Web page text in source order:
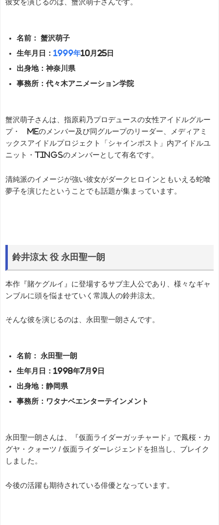
彼女を演じるのは、蟹沢萌子さんです。
名前： 蟹沢萌子
生年月日： 1999年10月25日
出身地：神奈川県
事務所：代々木アニメーション学院
蟹沢萌子さんは、指原莉乃プロデュースの女性アイドルグルー
プ・≠MEのメンバー及び同グループのリーダー、メディアミ
ックスアイドルプロジェクト「シャインポスト」内アイドルユ
ニット・TINGSのメンバーとして有名です。
清純派のイメージが強い彼女がダークヒロインともいえる蛇喰
夢子を演じたということでも話題が集まっています。
鈴井涼太 役 永田聖一朗
本作『賭ケグルイ』に登場するサブ主人公であり、様々なギャ
ンブルに頭を悩ませていく常識人の鈴井涼太。
そんな彼を演じるのは、永田聖一朗さんです。
名前： 永田聖一朗
生年月日：1998年7月9日
出身地：静岡県
事務所：ワタナベエンターテインメント
永田聖一朗さんは、『仮面ライダーガッチャード』で鳳桜・カ
グヤ・クォーツ / 仮面ライダーレジェンドを担当し、ブレイク
しました。
今後の活躍も期待されている俳優となっています。